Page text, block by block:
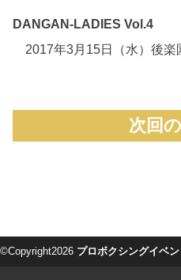
DANGAN-LADIES Vol.4
2017年3月15日（水）後楽
次回
©Copyright2026 プロボクシングイベン